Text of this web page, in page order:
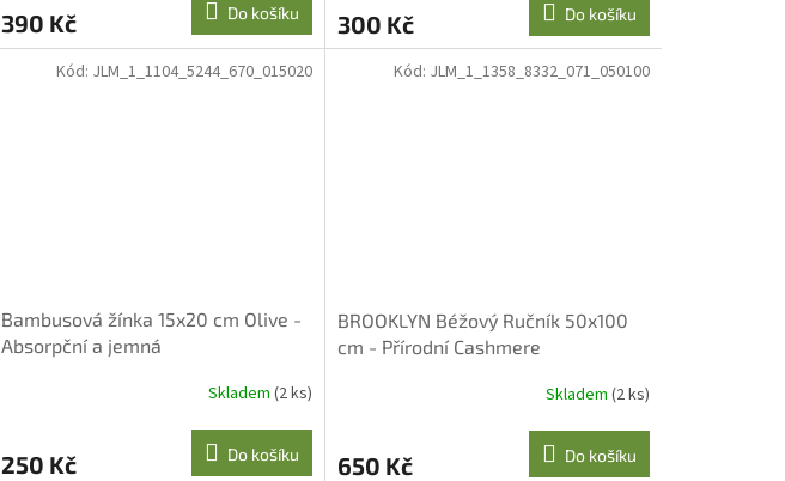
390 Kč Do košíku 300 Kč Do košíku
Bambusová žínka 15x20 cm Olive -
Absorpční a jemná
Skladem (2 ks)
250 Kč Do košíku
Kód: JLM_1_1104_5244_670_015020
BROOKLYN Béžový Ručník 50x100
cm - Přírodní Cashmere
Skladem (2 ks)
650 Kč Do košíku
Kód: JLM_1_1358_8332_071_050100